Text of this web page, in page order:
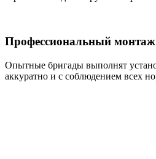
Профессиональный монтаж
Опытные бригады выполнят
аккуратно и с соблюдением всех